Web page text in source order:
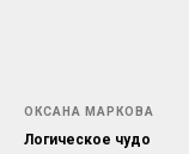
ОКСАНА МАРКОВА
Логическое чудо